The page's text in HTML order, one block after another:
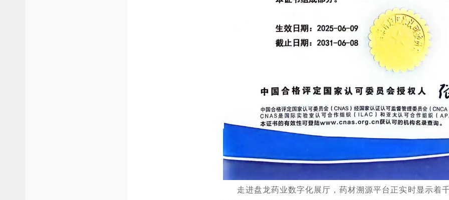
走进盘龙药业数字化展厅，药材溯源平台正实时显示着